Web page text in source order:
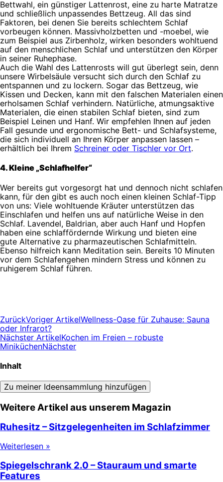
Bettwahl, ein günstiger Lattenrost, eine zu harte Matratze
und schließlich unpassendes Bettzeug. All das sind
Faktoren, bei denen Sie bereits schlechtem Schlaf
vorbeugen können. Massivholzbetten und -moebel, wie
zum Beispiel aus Zirbenholz, wirken besonders wohltuend
auf den menschlichen Schlaf und unterstützen den Körper
in seiner Ruhephase.
Auch die Wahl des Lattenrosts will gut überlegt sein, denn
unsere Wirbelsäule versucht sich durch den Schlaf zu
entspannen und zu lockern. Sogar das Bettzeug, wie
Kissen und Decken, kann mit den falschen Materialen einen
erholsamen Schlaf verhindern. Natürliche, atmungsaktive
Materialen, die einen stabilen Schlaf bieten, sind zum
Beispiel Leinen und Hanf. Wir empfehlen Ihnen auf jeden
Fall gesunde und ergonomische Bett- und Schlafsysteme,
die sich individuell an Ihren Körper anpassen lassen –
erhältlich bei Ihrem Schreiner oder Tischler vor Ort.
4. Kleine „Schlafhelfer“
Wer bereits gut vorgesorgt hat und dennoch nicht schlafen
kann, für den gibt es auch noch einen kleinen Schlaf-Tipp
von uns: Viele wohltuende Kräuter unterstützen das
Einschlafen und helfen uns auf natürliche Weise in den
Schlaf. Lavendel, Baldrian, aber auch Hanf und Hopfen
haben eine schlaffördernde Wirkung und bieten eine
gute Alternative zu pharmazeutischen Schlafmitteln.
Ebenso hilfreich kann Meditation sein. Bereits 10 Minuten
vor dem Schlafengehen mindern Stress und können zu
ruhigerem Schlaf führen.
ZurückVoriger ArtikelWellness-Oase für Zuhause: Sauna
oder Infrarot?
Nächster ArtikelKochen im Freien – robuste
MiniküchenNächster
Inhalt
Zu meiner Ideensammlung hinzufügen
Weitere Artikel aus unserem Magazin
Ruhesitz – Sitzgelegenheiten im Schlafzimmer
Weiterlesen »
Spiegelschrank 2.0 – Stauraum und smarte
Features